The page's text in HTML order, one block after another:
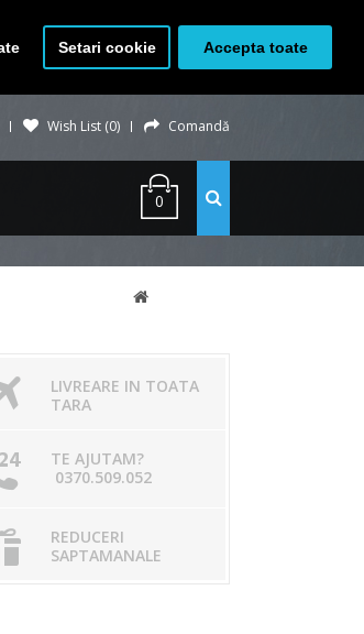
Setari cookie Accepta toate
Wish List (0) Comandă
0
LIVREARE IN TOATA
TARA
TE AJUTAM?
0370.509.052
REDUCERI
SAPTAMANALE